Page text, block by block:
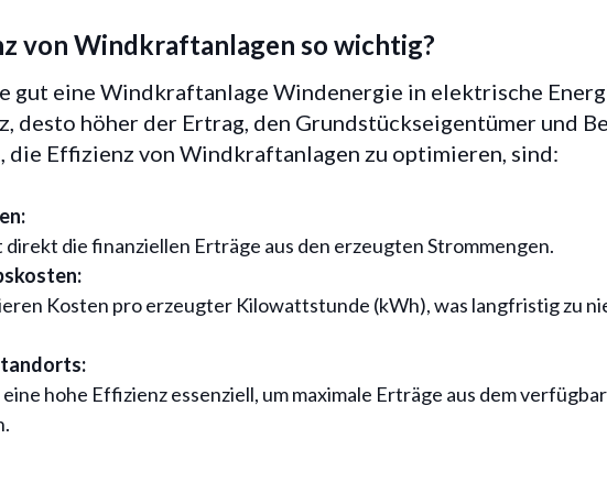
von Windkraftanlagen so wichtig?
gut eine Windkraftanlage Windenergie in elektrische
desto höher der Ertrag, den Grundstückseigentümer und
die Effizienz von Windkraftanlagen zu optimieren, sind:
die finanziellen Erträge aus den erzeugten Strommengen.
Kosten pro erzeugter Kilowattstunde (kWh), was langfristig zu
hohe Effizienz essenziell, um maximale Erträge aus dem